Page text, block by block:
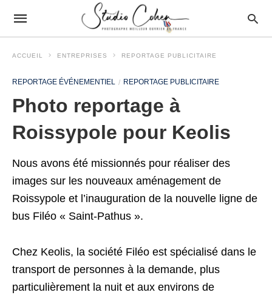
ACCUEIL ENTREPRISES REPORTAGE PUBLICITAIRE
REPORTAGE ÉVÉNEMENTIEL REPORTAGE PUBLICITAIRE
Photo reportage à
Roissypole pour Keolis
Nous avons été missionnés pour réaliser des
images sur les nouveaux aménagement de
Roissypole et l’inauguration de la nouvelle ligne de
bus Filéo « Saint-Pathus ».
Chez Keolis, la société Filéo est spécialisé dans le
transport de personnes à la demande, plus
particulièrement la nuit et aux environs de